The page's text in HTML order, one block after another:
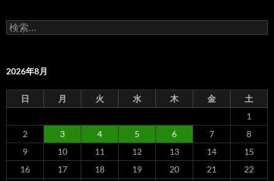
検
索:
2026年8月
日 月 火 水 木 金
土
1
2
3 4 5 6 7
8
9
10 11 12 13 14
15
16
17 18 19 20 21
22